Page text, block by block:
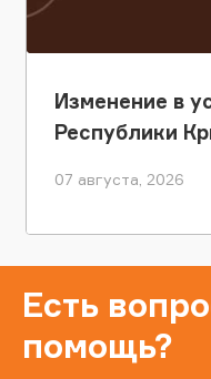
Изменение в
Республики
07 августа, 2026
Есть
помощь?